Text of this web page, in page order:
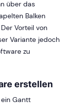
über das
Balken
Vorteil von
Variante jedoch
zu
erstellen
Gantt